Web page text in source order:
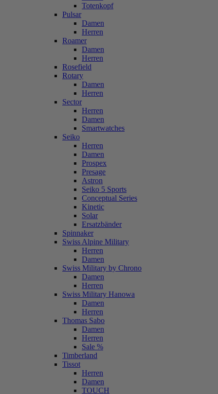
Totenkopf
Pulsar
Damen
Herren
Roamer
Damen
Herren
Rosefield
Rotary
Damen
Herren
Sector
Herren
Damen
Smartwatches
Seiko
Herren
Damen
Prospex
Presage
Astron
Seiko 5 Sports
Conceptual Series
Kinetic
Solar
Ersatzbänder
Spinnaker
Swiss Alpine Military
Herren
Damen
Swiss Military by Chrono
Damen
Herren
Swiss Military Hanowa
Damen
Herren
Thomas Sabo
Damen
Herren
Sale %
Timberland
Tissot
Herren
Damen
TOUCH